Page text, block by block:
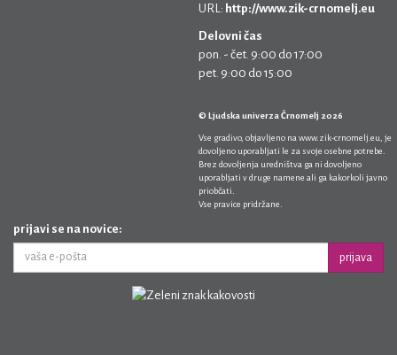
URL: http://www.zik-crnomelj.eu
Delovni čas
pon. - čet. 9:00 do 17:00
pet. 9:00 do 15:00
© Ljudska univerza Črnomelj 2026
Vse gradivo, objavljeno na www.zik-crnomelj.eu , je
dovoljeno uporabljati le za svoje osebne potrebe.
Brez dovoljenja uredništva ga ni dovoljeno
uporabljati v druge namene ali ga kakorkoli javno
priobčati.
Vse pravice pridržane.
prijavi se na novice:
prijava